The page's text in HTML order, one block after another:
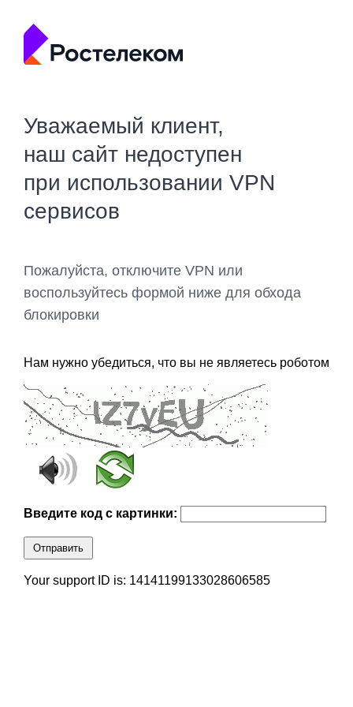
Уважаемый клиент,
наш сайт недоступен
при использовании VPN
сервисов
Пожалуйста, отключите VPN или
воспользуйтесь формой ниже для обхода
блокировки
Нам нужно убедиться, что вы не являетесь роботом
Введите код с картинки:
Отправить
Your support ID is: 14141199133028606585